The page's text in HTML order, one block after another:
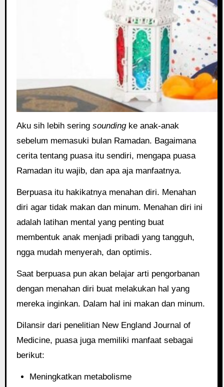
Aku sih lebih sering soundingke anak-anak
sebelum memasuki bulan Ramadan. Bagaimana
cerita tentang puasa itu sendiri, mengapa puasa
Ramadan itu wajib, dan apa aja manfaatnya.
Berpuasa itu hakikatnya menahan diri. Menahan
diri agar tidak makan dan minum. Menahan diri ini
adalah latihan mental yang penting buat
membentuk anak menjadi pribadi yang tangguh,
ngga mudah menyerah, dan optimis.
Saat berpuasa pun akan belajar arti pengorbanan
dengan menahan diri buat melakukan hal yang
mereka inginkan. Dalam hal ini makan dan minum.
Dilansir dari penelitian New England Journal of
Medicine, puasa juga memiliki manfaat sebagai
berikut:
Meningkatkan metabolisme